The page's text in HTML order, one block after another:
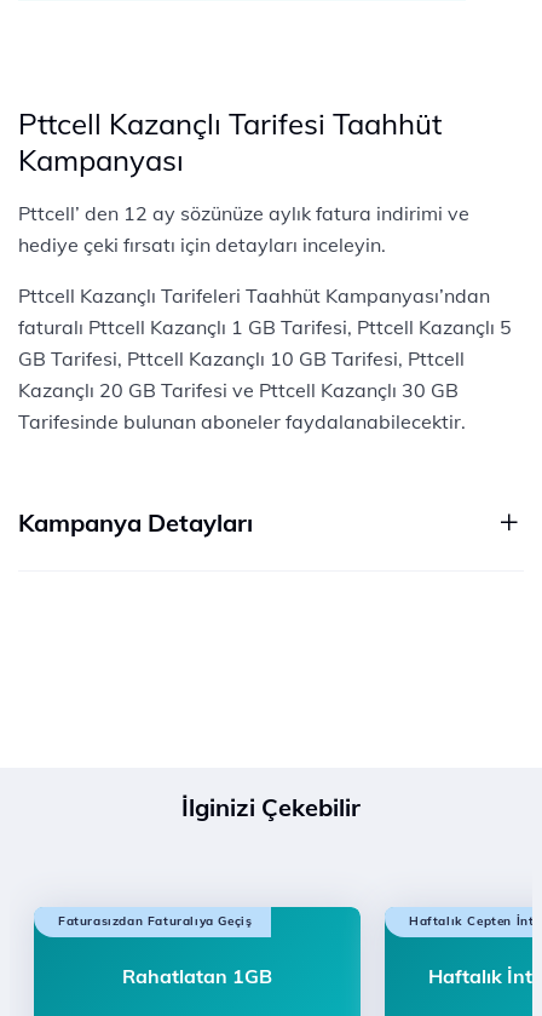
Pttcell Kazançlı Tarifesi Taahhüt
Kampanyası
Pttcell’ den 12 ay sözünüze aylık fatura indirimi ve
hediye çeki fırsatı için detayları inceleyin.
Pttcell Kazançlı Tarifeleri Taahhüt Kampanyası’ndan
faturalı Pttcell Kazançlı 1 GB Tarifesi, Pttcell Kazançlı 5
GB Tarifesi, Pttcell Kazançlı 10 GB Tarifesi, Pttcell
Kazançlı 20 GB Tarifesi ve Pttcell Kazançlı 30 GB
Tarifesinde bulunan aboneler faydalanabilecektir.
Kampanya Detayları
İlginizi Çekebilir
Faturasızdan Faturalıya Geçiş
Rahatlatan 1GB
Haftalık Cepten
Haftalık